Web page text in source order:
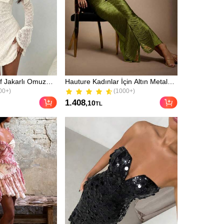
Jakarlı Omuz
Mini Elbise,
Parti,
Omuz
Hauture Kadınlar İçin Altın Metal
Dekorlu Parti İçin Püsküllü Saçaklı
Seksi Elbise
(1000+)
1.408,10TL